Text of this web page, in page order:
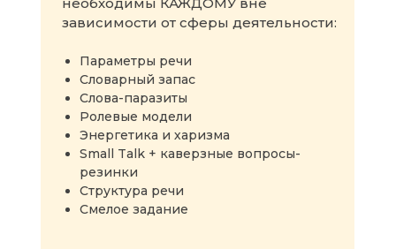
зависимости от сферы деятельности:
Параметры речи
Словарный запас
Слова-паразиты
Ролевые модели
Энергетика и харизма
Small Talk + каверзные вопросы-
резинки
Структура речи
Смелое задание